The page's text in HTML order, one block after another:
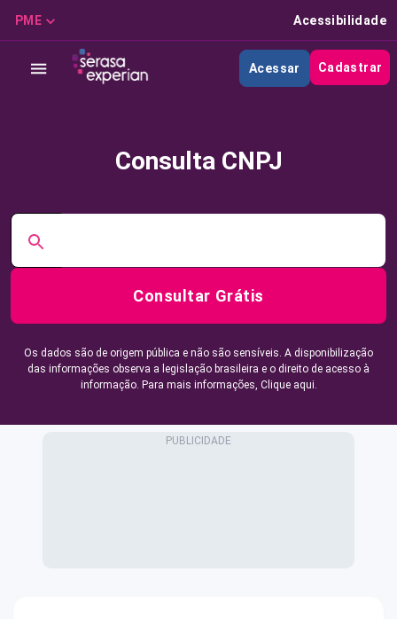
PME Acessibilidade
Acessar Cadastrar
Consulta CNPJ
Consultar Grátis
Os dados são de origem pública e não são sensíveis. A disponibilização
das informações observa a legislação brasileira e o direito de acesso à
informação. Para mais informações, Clique aqui.